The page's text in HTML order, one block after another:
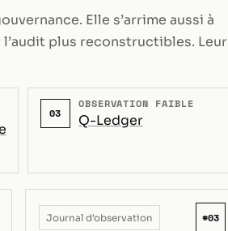
Elle s’arrime aussi à
plus reconstructibles. Leur
03
OBSERVATION FAIBLE
Q-Ledger
Journal d’observation #03